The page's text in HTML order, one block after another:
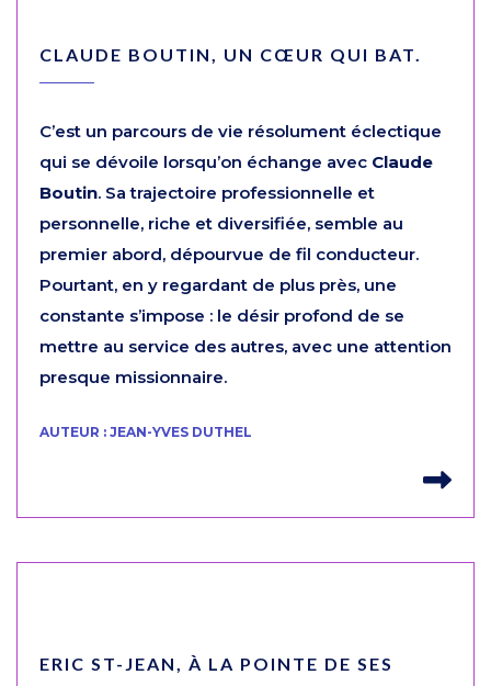
CLAUDE BOUTIN, UN CŒUR QUI BAT.
C’est un parcours de vie résolument éclectique
qui se dévoile lorsqu’on échange avec Claude
Boutin. Sa trajectoire professionnelle et
personnelle, riche et diversifiée, semble au
premier abord, dépourvue de fil conducteur.
Pourtant, en y regardant de plus près, une
constante s’impose : le désir profond de se
mettre au service des autres, avec une attention
presque missionnaire.
AUTEUR : JEAN-YVES DUTHEL
ERIC ST-JEAN, À LA POINTE DE SES